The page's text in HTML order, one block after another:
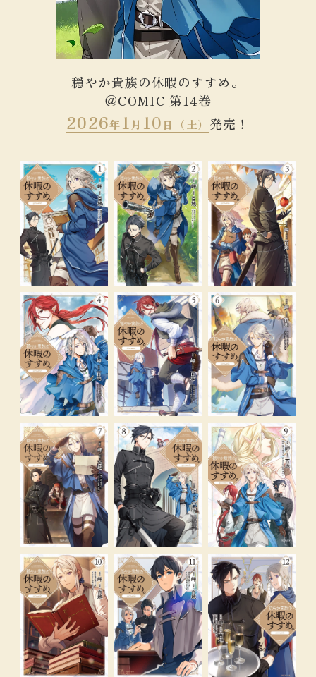
穏やか貴族の休暇のすすめ。
＠COMIC 第14巻
2026年1 月 10 日（土） 発売！